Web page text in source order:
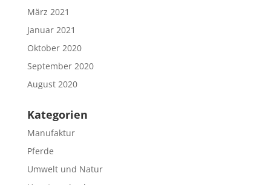
März 2021
Januar 2021
Oktober 2020
September 2020
August 2020
Kategorien
Manufaktur
Pferde
Umwelt und Natur